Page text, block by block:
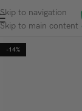
Skip to navigation
Skip to main content
-14%